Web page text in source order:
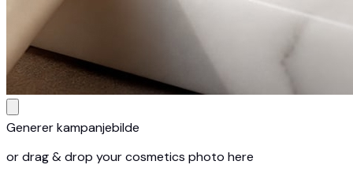
Generer kampanjebilde
or drag & drop your cosmetics photo here